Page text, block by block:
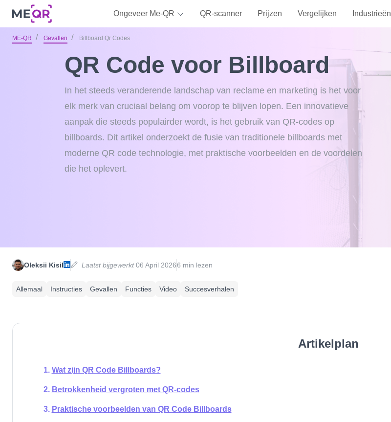
Ongeveer Me-QR QR-scanner Prijzen Vergelijken Industrieën
ME-QR Gevallen Billboard Qr Codes
QR Code voor Billboard
In het steeds veranderende landschap van reclame en marketing is het voor
elk merk van cruciaal belang om voorop te blijven lopen. Een innovatieve
aanpak die steeds populairder wordt, is het gebruik van QR-codes op
billboards. Dit artikel onderzoekt de fusie van traditionele billboards met
moderne QR code technologie, met praktische voorbeelden en de voordelen
die het oplevert.
Oleksii Kisil Laatst bijgewerkt06 April 20266 min lezen
Allemaal Instructies Gevallen Functies Video Succesverhalen
Artikelplan
Wat zijn QR Code Billboards?
Betrokkenheid vergroten met QR-codes
Praktische voorbeelden van QR Code Billboards